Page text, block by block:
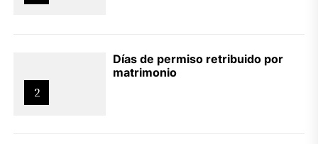
2
Días de permiso retribuido por
matrimonio